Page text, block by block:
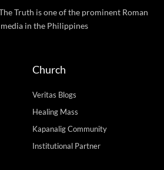
Truth is one of the prominent Roman
in the Philippines
Church
Veritas Blogs
Healing Mass
Kapanalig Community
Institutional Partner